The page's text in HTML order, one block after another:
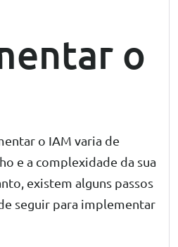
o
o IAM varia de
e a complexidade da sua
existem alguns passos
seguir para implementar